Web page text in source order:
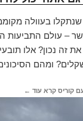
בעוולה
– עולם התביעות
זה נכון? אלו
ומהם
קוריס קרא עוד ←